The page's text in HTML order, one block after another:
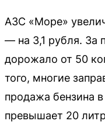
АЗС «Море»
— на 3,1 рубля. За
дорожало от 50
того, многие
продажа бензина
превышает 20